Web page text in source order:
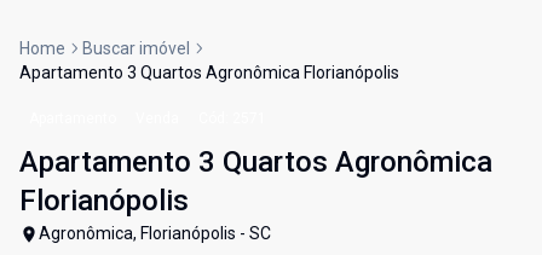
Home
Buscar imóvel
Apartamento 3 Quartos Agronômica Florianópolis
Apartamento 3 Quartos Agronômica
Florianópolis
Agronômica, Florianópolis - SC